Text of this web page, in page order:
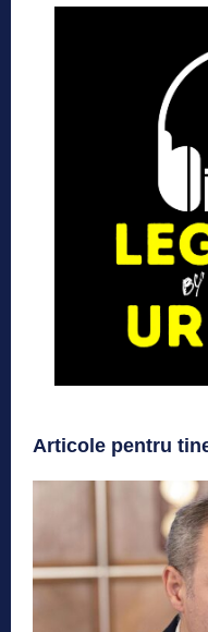
Articole pentru